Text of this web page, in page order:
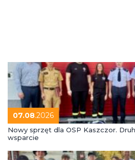
07.08.2026
Nowy sprzęt dla OSP Kaszczor.
wsparcie